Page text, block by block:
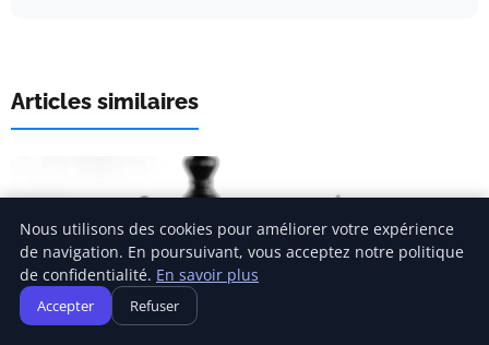
Articles similaires
Nous utilisons des cookies pour améliorer votre expérience
de navigation. En poursuivant, vous acceptez notre politique
de confidentialité. En savoir plus
Accepter Refuser